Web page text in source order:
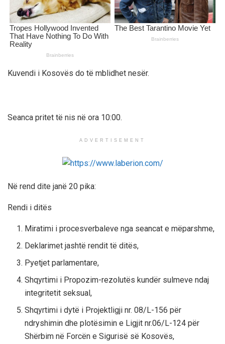
Kuvendi i Kosovës do të mblidhet nesër.
Seanca pritet të nis në ora 10:00.
ADVERTISEMENT
Në rend dite janë 20 pika:
Rendi i ditës
Miratimi i procesverbaleve nga seancat e mëparshme,
Deklarimet jashtë rendit të ditës,
Pyetjet parlamentare,
Shqyrtimi i Propozim-rezolutës kundër sulmeve ndaj
integritetit seksual,
Shqyrtimi i dytë i Projektligji nr. 08/L-156 për
ndryshimin dhe plotësimin e Ligjit nr.06/L-124 për
Shërbim në Forcën e Sigurisë së Kosovës,